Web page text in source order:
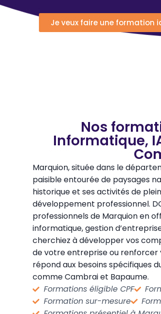
Je veux faire une formation
Nos
Informatique,
Marquion, située dans le
paisible entourée de paysages
historique et ses activités de
développement professionnel.
professionnels de Marquion en
informatique, gestion
cherchiez à développer vos
de votre entreprise ou
répond aux besoins spécifiques
comme Cambrai et Bapaume.
Formations éligible CPF
Formation sur-mesure